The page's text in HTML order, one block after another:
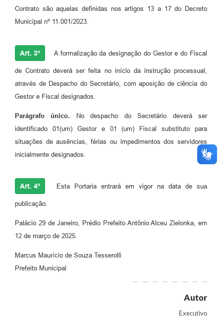
Contrato são aquelas definidas nos artigos 13 a 17 do Decreto
Municipal nº 11.001/2023.
Art. 3º A formalização da designação do Gestor e do Fiscal
de Contrato deverá ser feita no início da instrução processual,
através de Despacho do Secretário, com aposição de ciência do
Gestor e Fiscal designados.
Parágrafo único. No despacho do Secretário deverá ser
identificado 01(um) Gestor e 01 (um) Fiscal substituto para
situações de ausências, férias ou impedimentos dos servidores
inicialmente designados.
Art. 4º Esta Portaria entrará em vigor na data de sua
publicação.
Palácio 29 de Janeiro, Prédio Prefeito Antônio Alceu Zielonka, em
12 de março de 2025.
Marcus Maurício de Souza Tesserolli
Prefeito Municipal
Autor
Executivo